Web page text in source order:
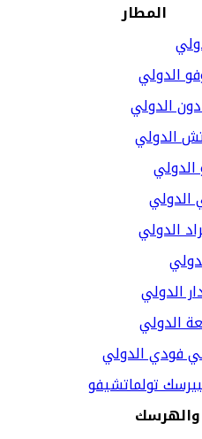
المطار
الدولي
الدولي
الدولي
الدولي
الدولي
الدولي
الدولي
فودي الدولي
تولماتشيفو
والهرسك